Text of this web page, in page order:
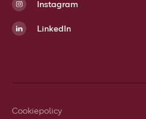
Instagram
LinkedIn
Cookiepolicy